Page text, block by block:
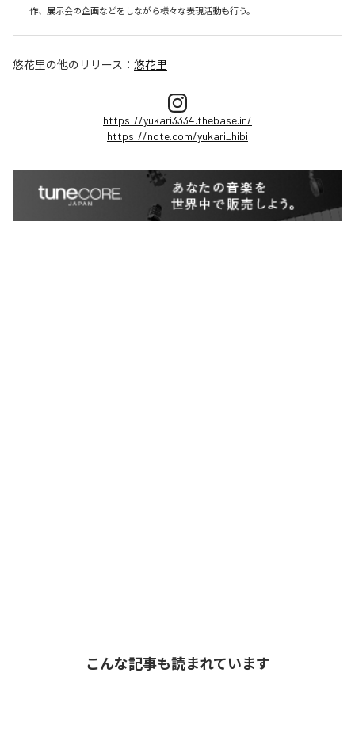
作、展示会の企画などをしながら様々な表現活動も行う。
悠花里の他のリリース： 悠花里
https://yukari3334.thebase.in/
https://note.com/yukari_hibi
こんな記事も読まれています